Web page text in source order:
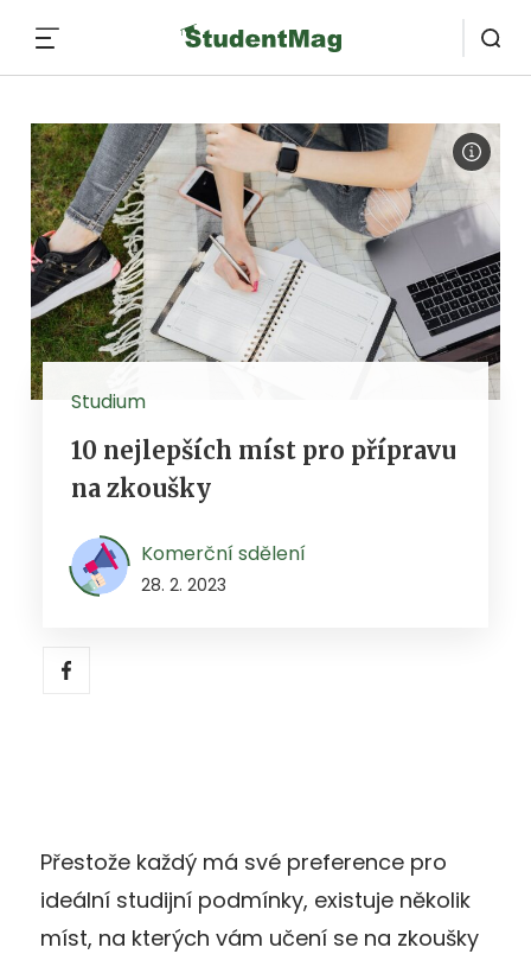
Studium
10 nejlepších míst pro přípravu
na zkoušky
Komerční sdělení
28. 2. 2023
Přestože každý má své preference pro
ideální studijní podmínky, existuje několik
míst, na kterých vám učení se na zkoušky